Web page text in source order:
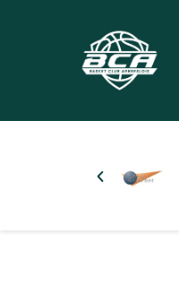
Accueil
Actualités